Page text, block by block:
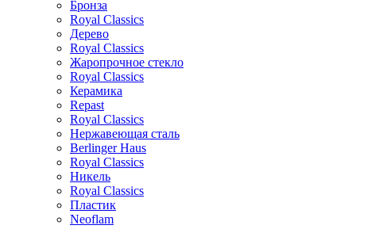
Бронза
Royal Classics
Дерево
Royal Classics
Жаропрочное стекло
Royal Classics
Керамика
Repast
Royal Classics
Нержавеющая сталь
Berlinger Haus
Royal Classics
Никель
Royal Classics
Пластик
Neoflam